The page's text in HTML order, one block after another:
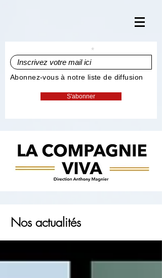
Abonnez-vous à notre liste de diffusion
S'abonner
Nos actualités